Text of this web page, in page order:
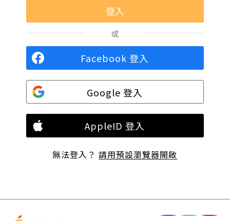
或
Facebook 登入
Google 登入
AppleID 登入
無法登入？請用預設瀏覽器開啟